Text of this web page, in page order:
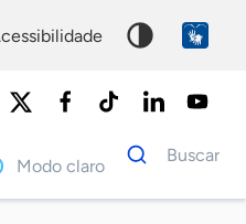
acessibilidade
Modo claro
Dados
para
Buscar